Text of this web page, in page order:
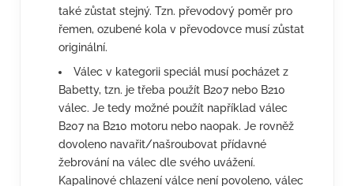
také zůstat stejný. Tzn. převodový poměr pro
řemen, ozubené kola v převodovce musí zůstat
originální.
Válec v kategorii speciál musí pocházet z
Babetty, tzn. je třeba použít B207 nebo B210
válec. Je tedy možné použít například válec
B207 na B210 motoru nebo naopak. Je rovněž
dovoleno navařit/našroubovat přídavné
žebrování na válec dle svého uvážení.
Kapalinové chlazení válce není povoleno, válec